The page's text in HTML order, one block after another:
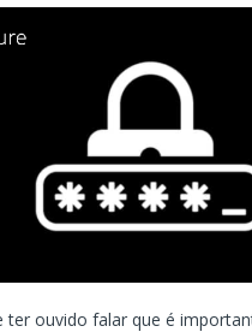
ter ouvido falar que é